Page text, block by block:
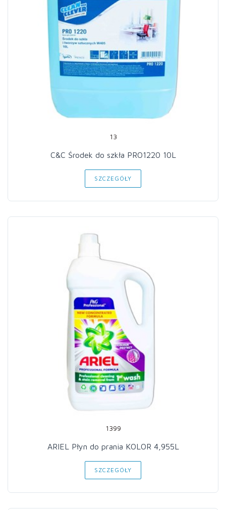
13
C&C Środek do szkła PRO1220 10L
SZCZEGÓŁY
1399
ARIEL Płyn do prania KOLOR 4,955L
SZCZEGÓŁY